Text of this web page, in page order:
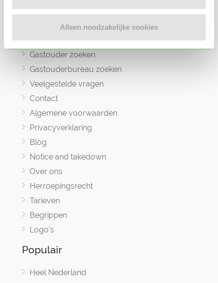
Alleen noodzakelijke cookies
Oppas zoeken
Oppaswerk zoeken
Gastouder zoeken
Gastouderbureau zoeken
Veelgestelde vragen
Contact
Algemene voorwaarden
Privacyverklaring
Blog
Notice and takedown
Over ons
Herroepingsrecht
Tarieven
Begrippen
Logo's
Populair
Heel Nederland